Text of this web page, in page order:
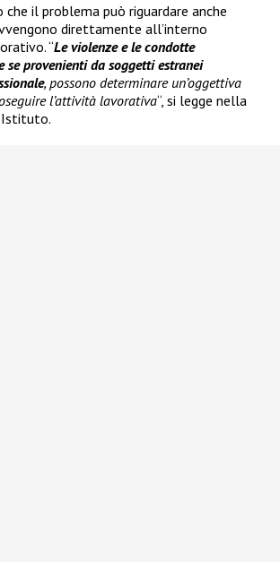
che il problema può riguardare anche
direttamente all’interno
“Le violenze e le condotte
se provenienti da soggetti estranei
, possono determinare un’oggettiva
l’attività lavorativa“, si legge nella